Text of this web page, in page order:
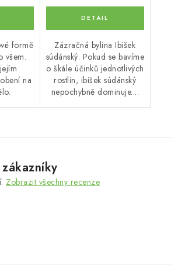
formě
všem.
na
Zázračná bylina Ibišek
súdánský. Pokud se bavíme
o škále účinků jednotlivých
rostlin, ibišek súdánský
nepochybně dominuje....
Zobrazit všechny recenze